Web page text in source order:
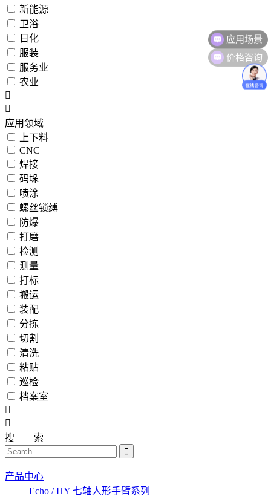
新能源
卫浴
日化
服装
服务业
农业
应用领域
上下料
CNC
焊接
码垛
喷涂
螺丝锁缚
防爆
打磨
检测
测量
打标
搬运
装配
分拣
切割
清洗
粘贴
巡检
档案室
搜 索
产品中心
Echo / HY 七轴人形手臂系列
价格咨询